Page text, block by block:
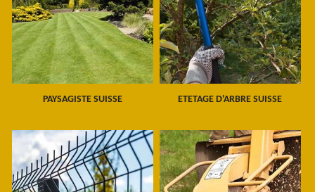
PAYSAGISTE SUISSE ETETAGE D'ARBRE SUISSE